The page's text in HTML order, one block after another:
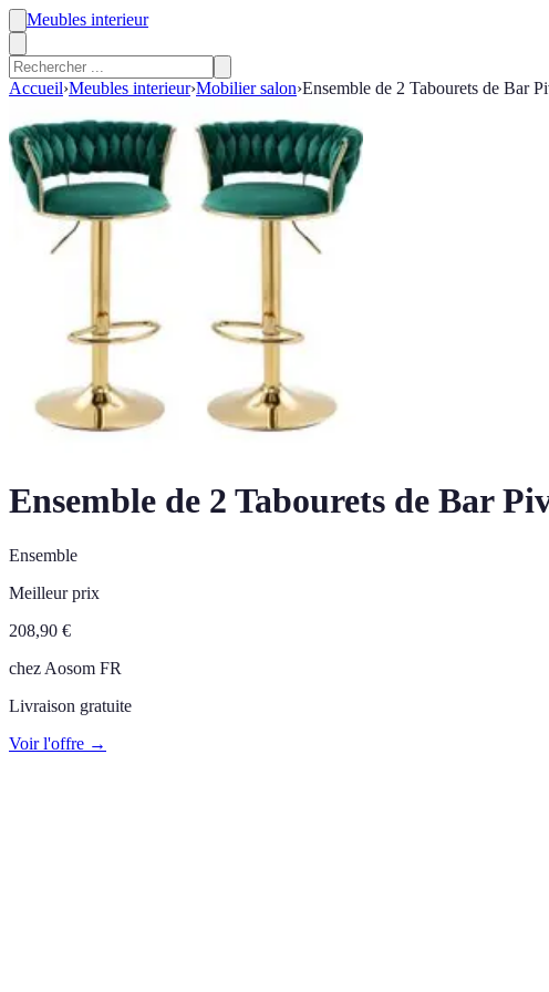
Meubles interieur
Accueil›Meubles interieur›Mobilier salon›Ensemble de 2 Tabourets de Bar
Ensemble de 2 Tabourets de Bar
Ensemble
Meilleur prix
208,90 €
chez Aosom FR
Livraison gratuite
Voir l'offre →